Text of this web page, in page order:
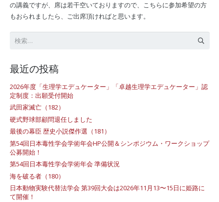
の講義ですが、席は若干空いておりますので、こちらに参加希望の方
もおられましたら、ご出席頂ければと思います。
最近の投稿
2026年度「生理学エデュケーター」「卓越生理学エデュケーター」認
定制度：出願受付開始
武田家滅亡（182）
硬式野球部顧問退任しました
最後の幕臣 歴史小説傑作選（181）
第54回日本毒性学会学術年会HP公開＆シンポジウム・ワークショップ
公募開始！
第54回日本毒性学会学術年会 準備状況
海を破る者（180）
日本動物実験代替法学会 第39回大会は2026年11月13〜15日に姫路に
て開催！